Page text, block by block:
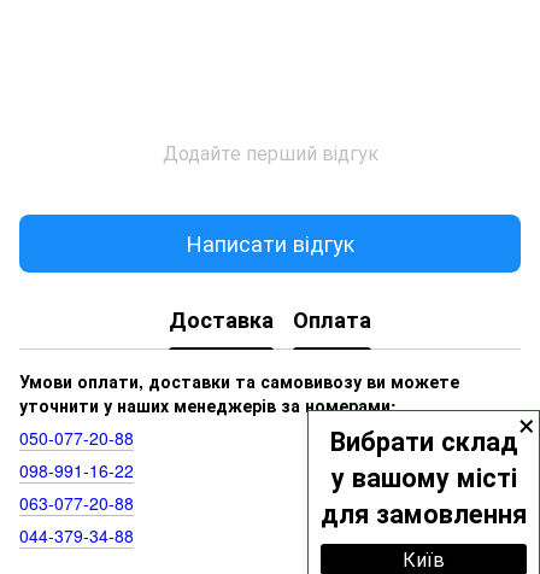
×
Вибрати склад
у вашому місті
для замовлення
Київ
Додайте перший відгук
Написати відгук
Доставка Оплата
Умови оплати, доставки та самовивозу ви можете
уточнити у наших менеджерів за номерами:
050‑077‑20‑88
098‑991‑16‑22
063‑077‑20‑88
044‑379‑34‑88